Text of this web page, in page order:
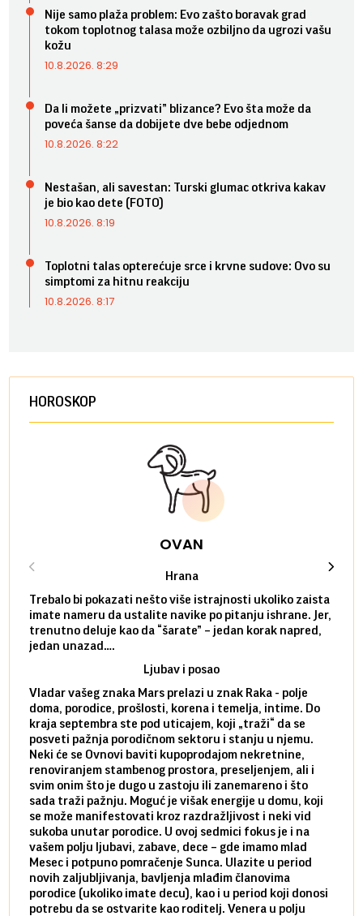
Nije samo plaža problem: Evo zašto boravak grad
tokom toplotnog talasa može ozbiljno da ugrozi vašu
kožu
10.8.2026. 8:29
Da li možete „prizvati” blizance? Evo šta može da
poveća šanse da dobijete dve bebe odjednom
10.8.2026. 8:22
Nestašan, ali savestan: Turski glumac otkriva kakav
je bio kao dete (FOTO)
10.8.2026. 8:19
Toplotni talas opterećuje srce i krvne sudove: Ovo su
simptomi za hitnu reakciju
10.8.2026. 8:17
HOROSKOP
OVAN
Hrana
Trebalo bi pokazati nešto više istrajnosti ukoliko zaista
imate nameru da ustalite navike po pitanju ishrane. Jer,
trenutno deluje kao da “šarate” – jedan korak napred,
jedan unazad….
Ljubav i posao
Vladar vašeg znaka Mars prelazi u znak Raka - polje
doma, porodice, prošlosti, korena i temelja, intime. Do
kraja septembra ste pod uticajem, koji „traži“ da se
posveti pažnja porodičnom sektoru i stanju u njemu.
Neki će se Ovnovi baviti kupoprodajom nekretnine,
renoviranjem stambenog prostora, preseljenjem, ali i
svim onim što je dugo u zastoju ili zanemareno i što
sada traži pažnju. Moguć je višak energije u domu, koji
se može manifestovati kroz razdražljivost i neki vid
sukoba unutar porodice. U ovoj sedmici fokus je i na
vašem polju ljubavi, zabave, dece – gde imamo mlad
Mesec i potpuno pomračenje Sunca. Ulazite u period
novih zaljubljivanja, bavljenja mlađim članovima
porodice (ukoliko imate decu), kao i u period koji donosi
potrebu da se ostvarite kao roditelj. Venera u polju